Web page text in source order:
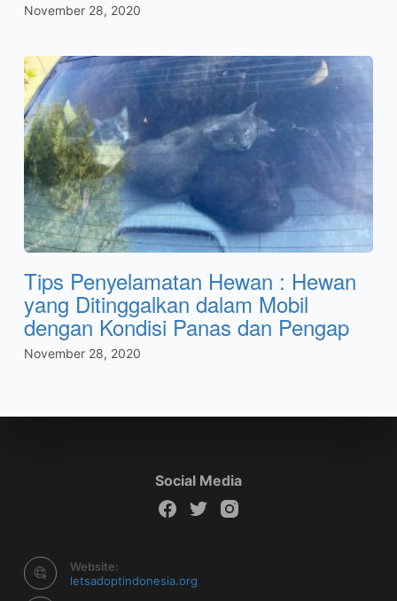
November 28, 2020
Tips Penyelamatan Hewan : Hewan
yang Ditinggalkan dalam Mobil
dengan Kondisi Panas dan Pengap
November 28, 2020
Social Media
Website:
letsadoptindonesia.org